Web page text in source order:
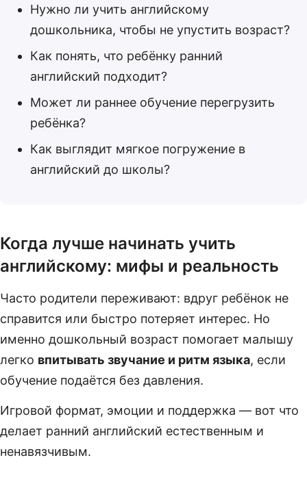
Нужно ли учить английскому
дошкольника, чтобы не упустить возраст?
Как понять, что ребёнку ранний
английский подходит?
Может ли раннее обучение перегрузить
ребёнка?
Как выглядит мягкое погружение в
английский до школы?
Когда лучше начинать учить
английскому: мифы и реальность
Часто родители переживают: вдруг ребёнок не
справится или быстро потеряет интерес. Но
именно дошкольный возраст помогает малышу
легко впитывать звучание и ритм языка, если
обучение подаётся без давления.
Игровой формат, эмоции и поддержка — вот что
делает ранний английский естественным и
ненавязчивым.